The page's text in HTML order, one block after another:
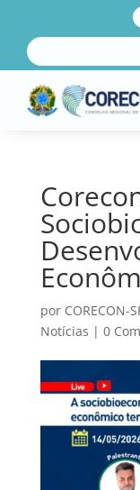
por CORECON-
Notícias | 0